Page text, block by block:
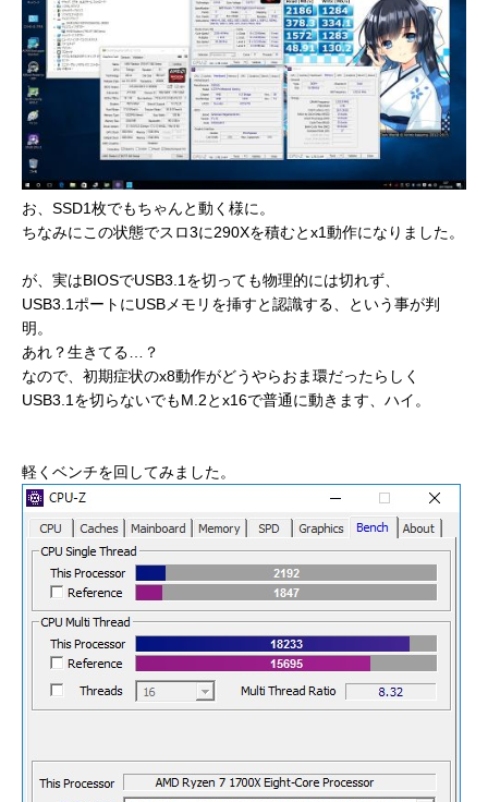
お、SSD1枚でもちゃんと動く様に。
ちなみにこの状態でスロ3に290Xを積むとx1動作になりました。
が、実はBIOSでUSB3.1を切っても物理的には切れず、
USB3.1ポートにUSBメモリを挿すと認識する、という事が判
明。
あれ？生きてる…？
なので、初期症状のx8動作がどうやらおま環だったらしく
USB3.1を切らないでもM.2とx16で普通に動きます、ハイ。
軽くベンチを回してみました。